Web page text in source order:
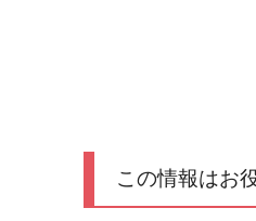
この情報はお